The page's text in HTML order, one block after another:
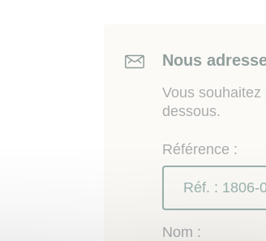
Nous
Vous
dessous.
Référence :
Nom :